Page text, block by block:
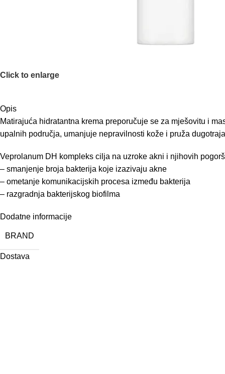
Click to enlarge
Opis
Matirajuća hidratantna krema preporučuje se za mješovitu i
upalnih područja, umanjuje nepravilnosti kože i pruža
Veprolanum DH kompleks cilja na uzroke akni i njihovih
– smanjenje broja bakterija koje izazivaju akne
– ometanje komunikacijskih procesa između bakterija
– razgradnja bakterijskog biofilma
Dodatne informacije
BRAND
Dostava